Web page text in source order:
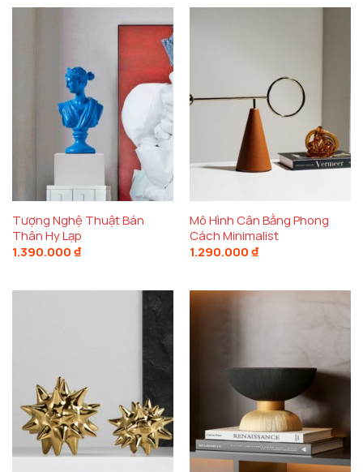
Tượng Nghệ Thuật Bán
Thân Hy Lạp
1.390.000 ₫
Mô Hình Cân Bằng Phong
Cách Minimalist
1.290.000 ₫